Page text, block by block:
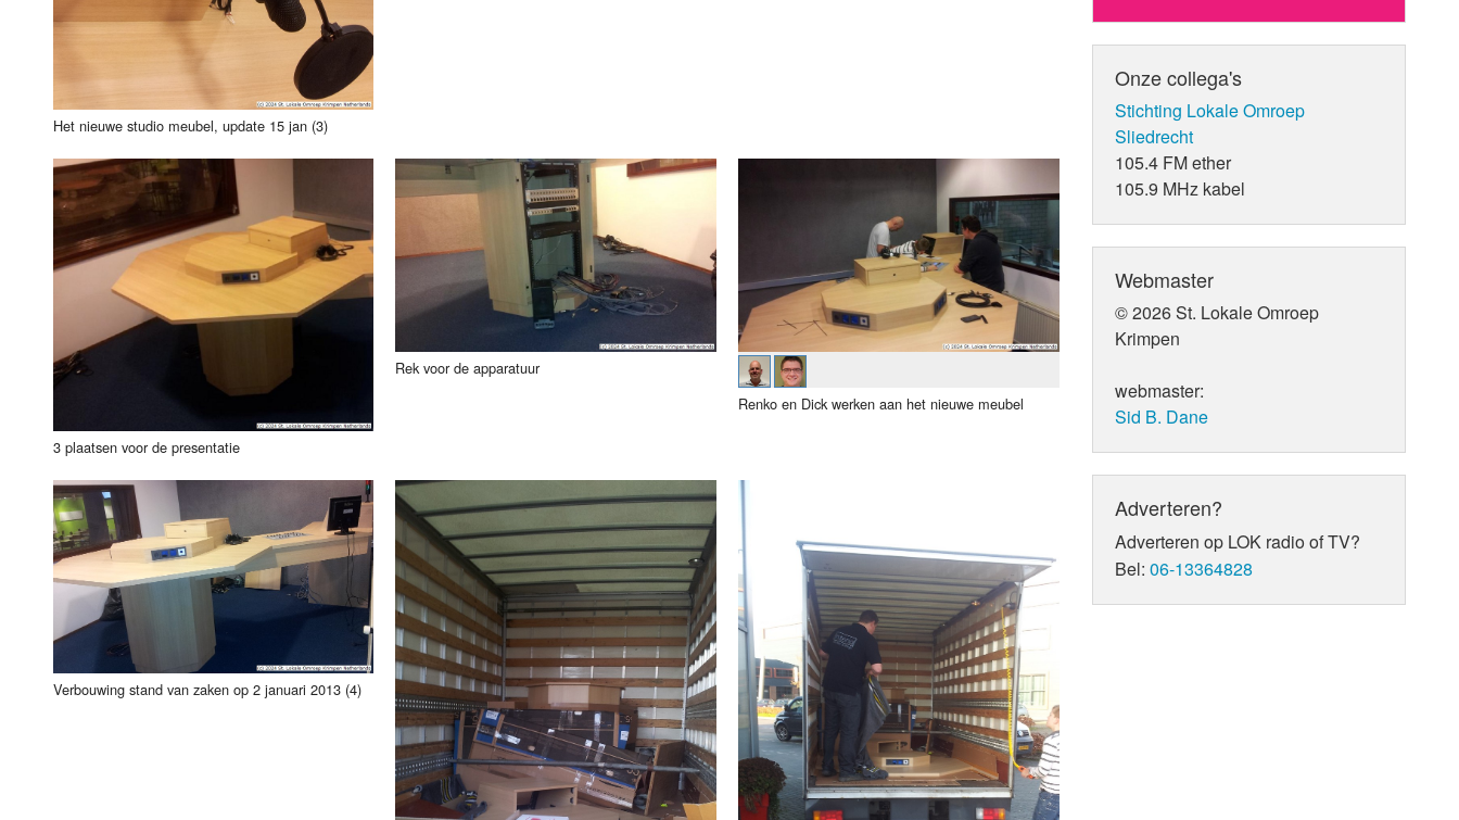
Het nieuwe studio meubel, update 15 jan (3)
3 plaatsen voor de presentatie
Rek voor de apparatuur
Renko en Dick werken aan het nieuwe meubel
Verbouwing stand van zaken op 2 januari 2013 (4)
Onze collega's
Stichting Lokale Omroep
Sliedrecht
105.4 FM ether
105.9 MHz kabel
Webmaster
© 2026 St. Lokale Omroep
Krimpen
webmaster:
Sid B. Dane
Adverteren?
Adverteren op LOK radio of TV?
Bel:06-13364828